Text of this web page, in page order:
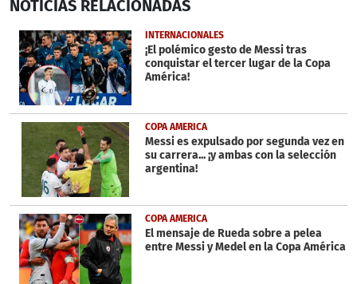
seconds
1
minute,
44
seconds
NOTICIAS RELACIONADAS
INTERNACIONALES
¡El polémico gesto de Messi tras
conquistar el tercer lugar de la Copa
América!
COPA AMERICA
Messi es expulsado por segunda vez en
su carrera... ¡y ambas con la selección
argentina!
COPA AMERICA
El mensaje de Rueda sobre a pelea
entre Messi y Medel en la Copa América